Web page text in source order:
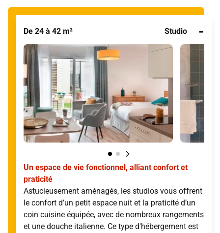
De 24 à 42 m² Studio -
Un espace de vie fonctionnel, alliant confort et
praticité
Astucieusement aménagés, les studios vous offrent
le confort d’un petit espace nuit et la praticité d’un
coin cuisine équipée, avec de nombreux rangements
et une douche italienne. Ce type d'hébergement est